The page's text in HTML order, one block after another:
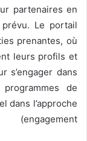
partenaires en
Le portail
prenantes, où
leurs profils et
s’engager dans
de
dans l’approche